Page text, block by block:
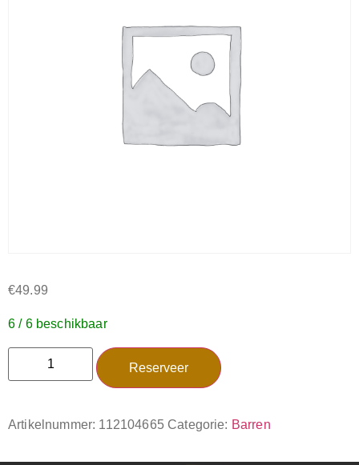
€49.99
6 / 6 beschikbaar
Reserveer
Artikelnummer: 112104665 Categorie: Barren